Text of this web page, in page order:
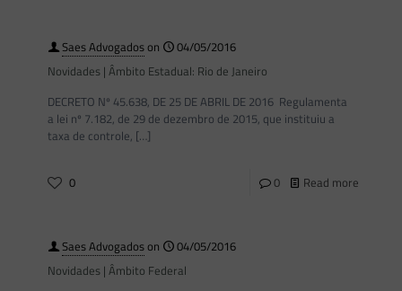
Saes Advogadoson
04/05/2016
Novidades | Âmbito Estadual: Rio de Janeiro
DECRETO Nº 45.638, DE 25 DE ABRIL DE 2016 Regulamenta
a lei nº 7.182, de 29 de dezembro de 2015, que instituiu a
taxa de controle, […]
0 0 Read more
Saes Advogadoson
04/05/2016
Novidades | Âmbito Federal